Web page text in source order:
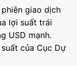
giao dịch
lợi suất trái
USD mạnh.
của Cục Dự